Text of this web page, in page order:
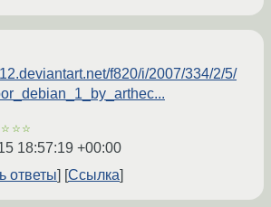
f820/i/2007/334/2/5/
18:57:19 +00:00
ответы
Ссылка